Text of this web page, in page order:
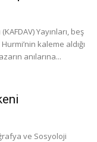
Yayınları, beş
kaleme aldığı
anılarına...
ve Sosyoloji